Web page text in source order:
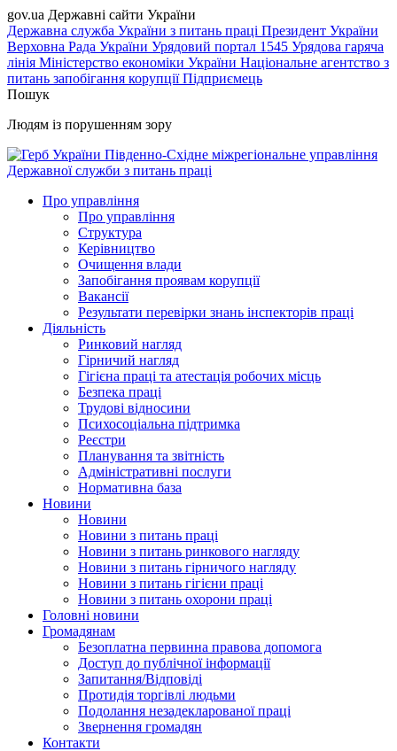
gov.ua Державні сайти України
Державна служба України з питань праці Президент України
Верховна Рада України Урядовий портал 1545 Урядова гаряча
лінія Міністерство економіки України Національне агентство з
питань запобігання корупціїПідприємець
Пошук
Людям із порушенням зору
Південно-Східне міжрегіональне управління
Державної служби з питань праці
Про управління
Про управління
Структура
Керівництво
Очищення влади
Запобігання проявам корупції
Вакансії
Результати перевірки знань інспекторів праці
Діяльність
Ринковий нагляд
Гірничий нагляд
Гігієна праці та атестація робочих місць
Безпека праці
Трудові відносини
Психосоціальна підтримка
Реєстри
Планування та звітність
Адміністративні послуги
Нормативна база
Новини
Новини
Новини з питань праці
Новини з питань ринкового нагляду
Новини з питань гірничого нагляду
Новини з питань гігієни праці
Новини з питань охорони праці
Головні новини
Громадянам
Безоплатна первинна правова допомога
Доступ до публічної інформації
Запитання/Відповіді
Протидія торгівлі людьми
Подолання незадекларованої праці
Звернення громадян
Контакти